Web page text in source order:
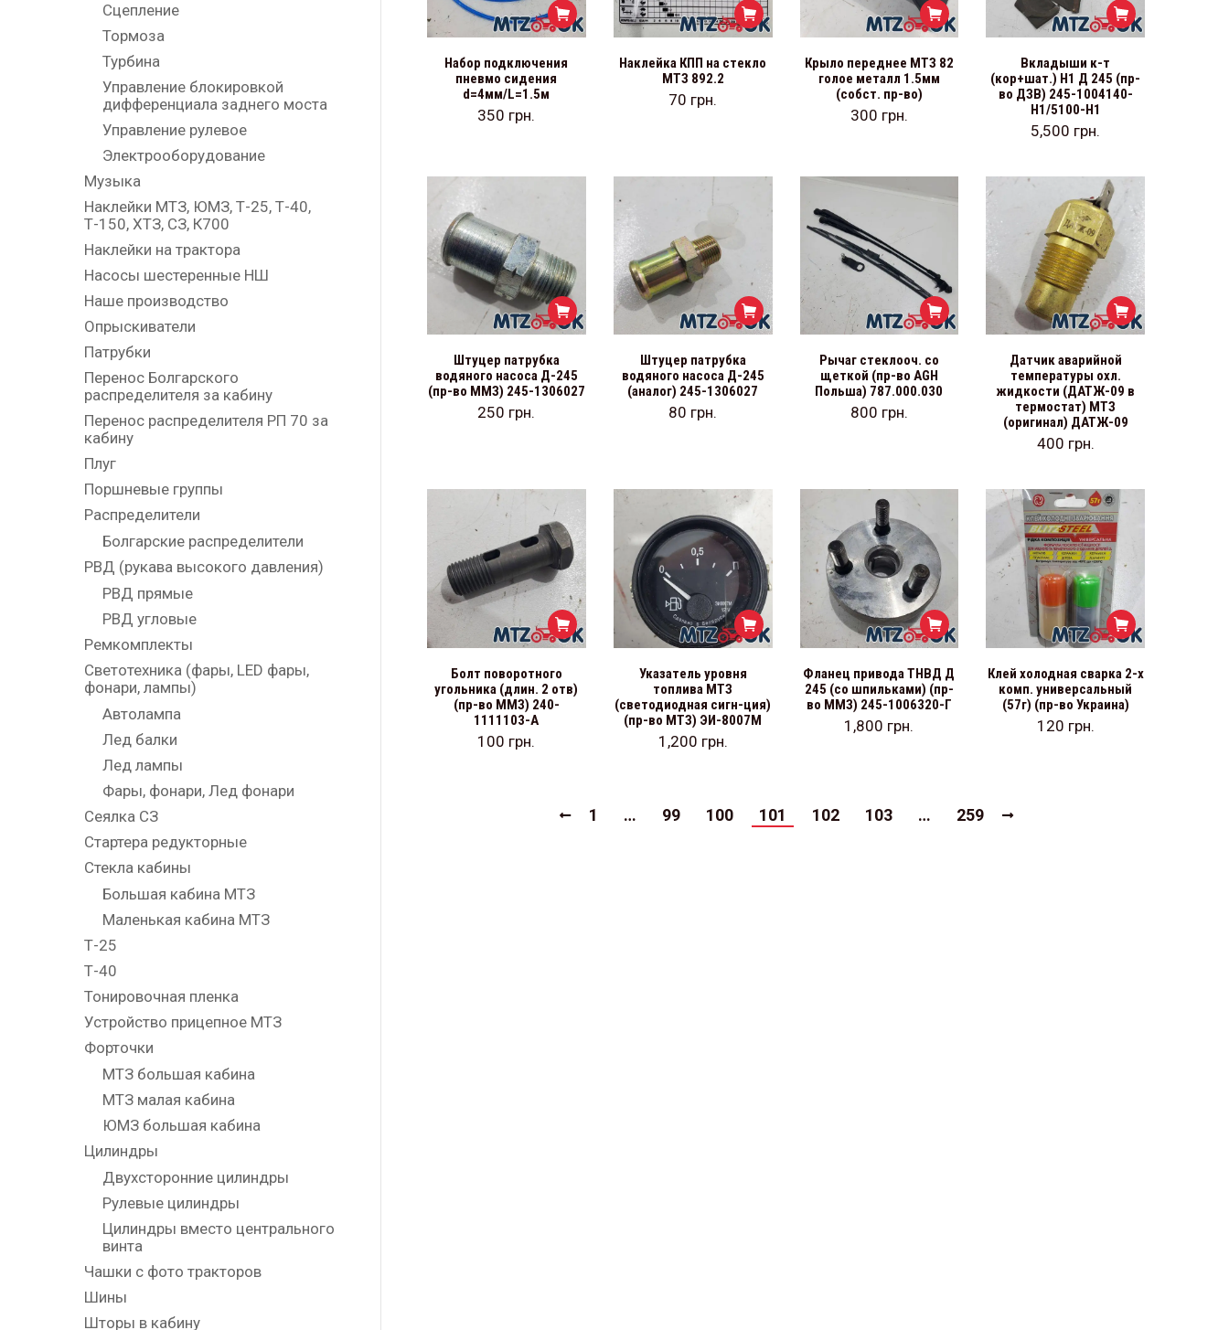
Набор подключения
пневмо сидения
d=4мм/L=1.5м
350 грн.
Наклейка КПП на стекло
МТЗ 892.2
70 грн.
Крыло переднее МТЗ 82
голое металл 1.5мм
(собст. пр-во)
300 грн.
Вкладыши к-т
(кор+шат.) Н1 Д 245 (пр-
во ДЗВ) 245-1004140-
Н1/5100-Н1
5,500 грн.
Штуцер патрубка
водяного насоса Д-245
(пр-во ММЗ) 245-1306027
250 грн.
Штуцер патрубка
водяного насоса Д-245
(аналог) 245-1306027
80 грн.
Рычаг стеклооч. со
щеткой (пр-во AGH
Польша) 787.000.030
800 грн.
Датчик аварийной
температуры охл.
жидкости (ДАТЖ-09 в
термостат) МТЗ
(оригинал) ДАТЖ-09
400 грн.
Болт поворотного
угольника (длин. 2 отв)
(пр-во ММЗ) 240-
1111103-А
100 грн.
Указатель уровня
топлива МТЗ
(светодиодная сигн-ция)
(пр-во МТЗ) ЭИ-8007М
1,200 грн.
Фланец привода ТНВД Д
245 (со шпильками) (пр-
во ММЗ) 245-1006320-Г
1,800 грн.
Клей холодная сварка 2-х
комп. универсальный
(57г) (пр-во Украина)
120 грн.
1 … 99 100 101 102 103 … 259
Сцепление
Тормоза
Турбина
Управление блокировкой
дифференциала заднего моста
Управление рулевое
Электрооборудование
Музыка
Наклейки МТЗ, ЮМЗ, Т-25, Т-40,
Т-150, ХТЗ, СЗ, К700
Наклейки на трактора
Насосы шестеренные НШ
Наше производство
Опрыскиватели
Патрубки
Перенос Болгарского
распределителя за кабину
Перенос распределителя РП 70 за
кабину
Плуг
Поршневые группы
Распределители
Болгарские распределители
РВД (рукава высокого давления)
РВД прямые
РВД угловые
Ремкомплекты
Светотехника (фары, LED фары,
фонари, лампы)
Автолампа
Лед балки
Лед лампы
Фары, фонари, Лед фонари
Сеялка СЗ
Стартера редукторные
Стекла кабины
Большая кабина МТЗ
Маленькая кабина МТЗ
Т-25
Т-40
Тонировочная пленка
Устройство прицепное МТЗ
Форточки
МТЗ большая кабина
МТЗ малая кабина
ЮМЗ большая кабина
Цилиндры
Двухсторонние цилиндры
Рулевые цилиндры
Цилиндры вместо центрального
винта
Чашки с фото тракторов
Шины
Шторы в кабину